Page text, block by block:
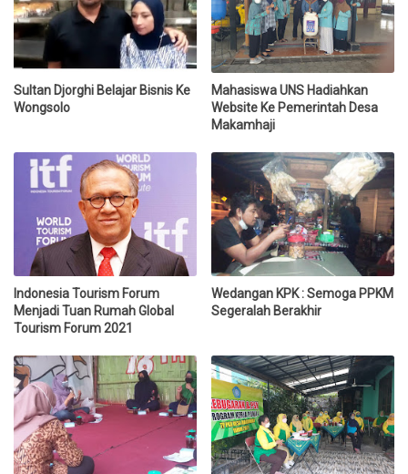
Sultan Djorghi Belajar Bisnis Ke
Wongsolo
Mahasiswa UNS Hadiahkan
Website Ke Pemerintah Desa
Makamhaji
Indonesia Tourism Forum
Menjadi Tuan Rumah Global
Tourism Forum 2021
Wedangan KPK : Semoga PPKM
Segeralah Berakhir